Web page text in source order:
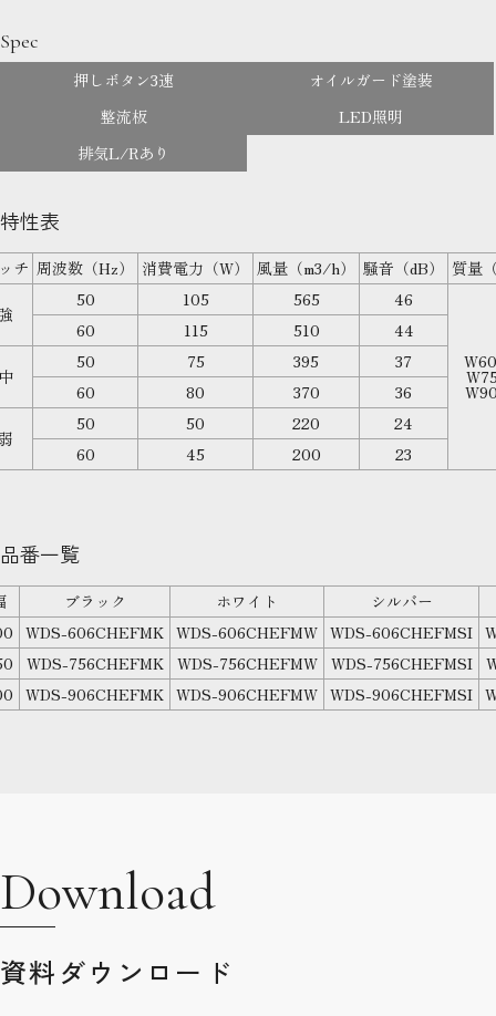
Spec
押しボタン3速
オイルガード塗装
整流板
LED照明
排気L/Rあり
特性表
チ 周波数（Hz） 消費電力（W） 風量（m3/h） 騒音（dB） 質量
50 105 565 46
60 115 510 44
50 75 395
37
60
80 370 36
50 50 220
24
60
45 200 23
品番一覧
ブラック ホワイト
シルバー
WDS-606CHEFMK WDS-606CHEFMW WDS-606CHEFMSI
WDS-756CHEFMK WDS-756CHEFMW WDS-756CHEFMSI
WDS-906CHEFMK WDS-906CHEFMW WDS-906CHEFMSI
Download
資料ダウンロード